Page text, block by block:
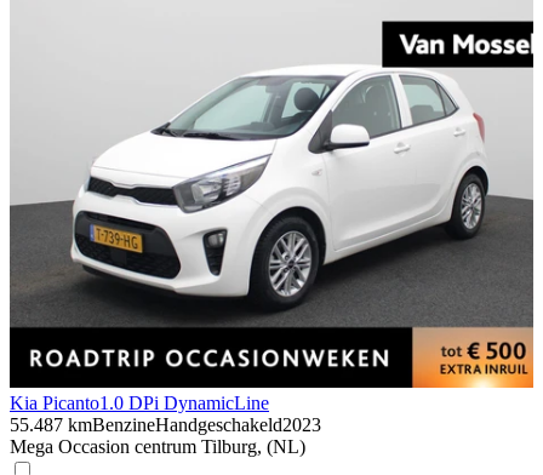
Kia Picanto1.0 DPi DynamicLine
55.487 kmBenzineHandgeschakeld2023
Mega Occasion centrum Tilburg, (NL)